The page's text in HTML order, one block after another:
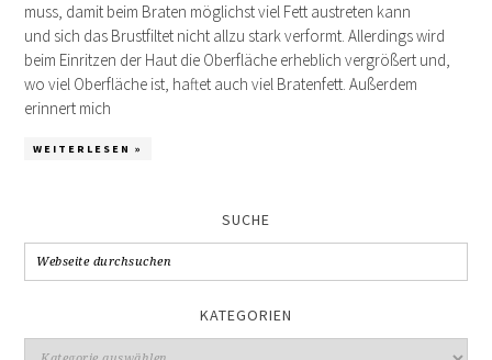
muss, damit beim Braten möglichst viel Fett austreten kann
und sich das Brustfiltet nicht allzu stark verformt. Allerdings wird
beim Einritzen der Haut die Oberfläche erheblich vergrößert und,
wo viel Oberfläche ist, haftet auch viel Bratenfett. Außerdem
erinnert mich
WEITERLESEN »
SUCHE
KATEGORIEN
Kategorien